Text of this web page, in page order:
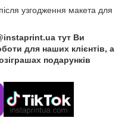
узгодження макета для
тут Ви
для наших клієнтів, а
подарунків